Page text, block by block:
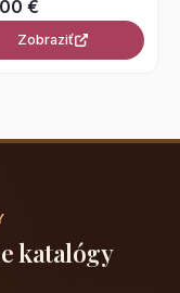
€
Zobraziť
katalógy